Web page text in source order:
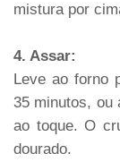
mistura por
4. Assar:
Leve ao forno
35 minutos, ou
ao toque. O
dourado.